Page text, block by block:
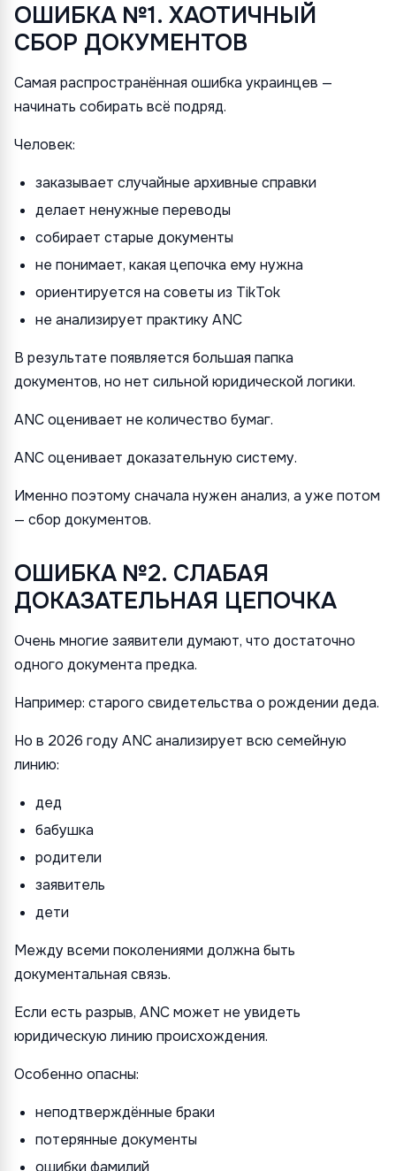
ОШИБКА №1. ХАОТИЧНЫЙ
СБОР ДОКУМЕНТОВ
Самая распространённая ошибка украинцев —
начинать собирать всё подряд.
Человек:
заказывает случайные архивные справки
делает ненужные переводы
собирает старые документы
не понимает, какая цепочка ему нужна
ориентируется на советы из TikTok
не анализирует практику ANC
В результате появляется большая папка
документов, но нет сильной юридической логики.
ANC оценивает не количество бумаг.
ANC оценивает доказательную систему.
Именно поэтому сначала нужен анализ, а уже потом
— сбор документов.
ОШИБКА №2. СЛАБАЯ
ДОКАЗАТЕЛЬНАЯ ЦЕПОЧКА
Очень многие заявители думают, что достаточно
одного документа предка.
Например: старого свидетельства о рождении деда.
Но в 2026 году ANC анализирует всю семейную
линию:
дед
бабушка
родители
заявитель
дети
Между всеми поколениями должна быть
документальная связь.
Если есть разрыв, ANC может не увидеть
юридическую линию происхождения.
Особенно опасны:
неподтверждённые браки
потерянные документы
ошибки фамилий